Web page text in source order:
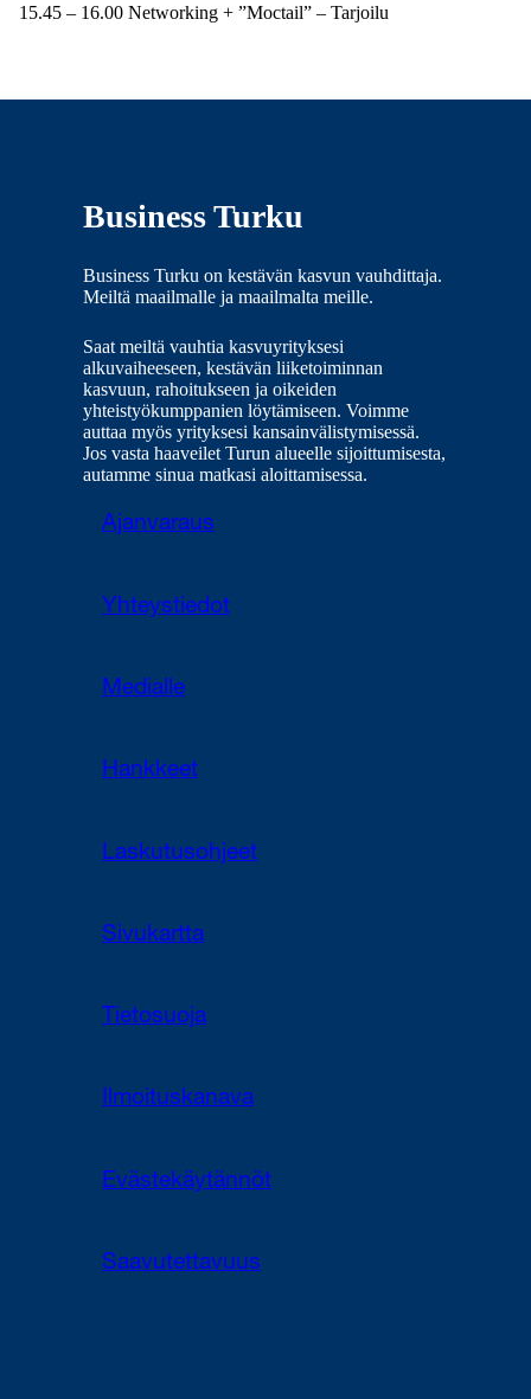
15.45 – 16.00 Networking + ”Moctail” – Tarjoilu
Business Turku
Business Turku on kestävän kasvun vauhdittaja.
Meiltä maailmalle ja maailmalta meille.
Saat meiltä vauhtia kasvuyrityksesi
alkuvaiheeseen, kestävän liiketoiminnan
kasvuun, rahoitukseen ja oikeiden
yhteistyökumppanien löytämiseen. Voimme
auttaa myös yrityksesi kansainvälistymisessä.
Jos vasta haaveilet Turun alueelle sijoittumisesta,
autamme sinua matkasi aloittamisessa.
Ajanvaraus
Yhteystiedot
Medialle
Hankkeet
Laskutusohjeet
Sivukartta
Tietosuoja
Ilmoituskanava
Evästekäytännöt
Saavutettavuus